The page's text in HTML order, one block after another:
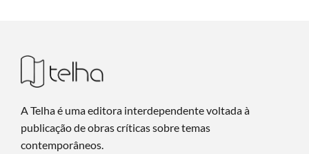
A Telha é uma editora interdependente voltada à
publicação de obras críticas sobre temas
contemporâneos.